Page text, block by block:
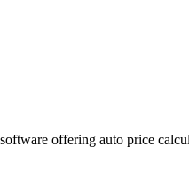
offering auto price